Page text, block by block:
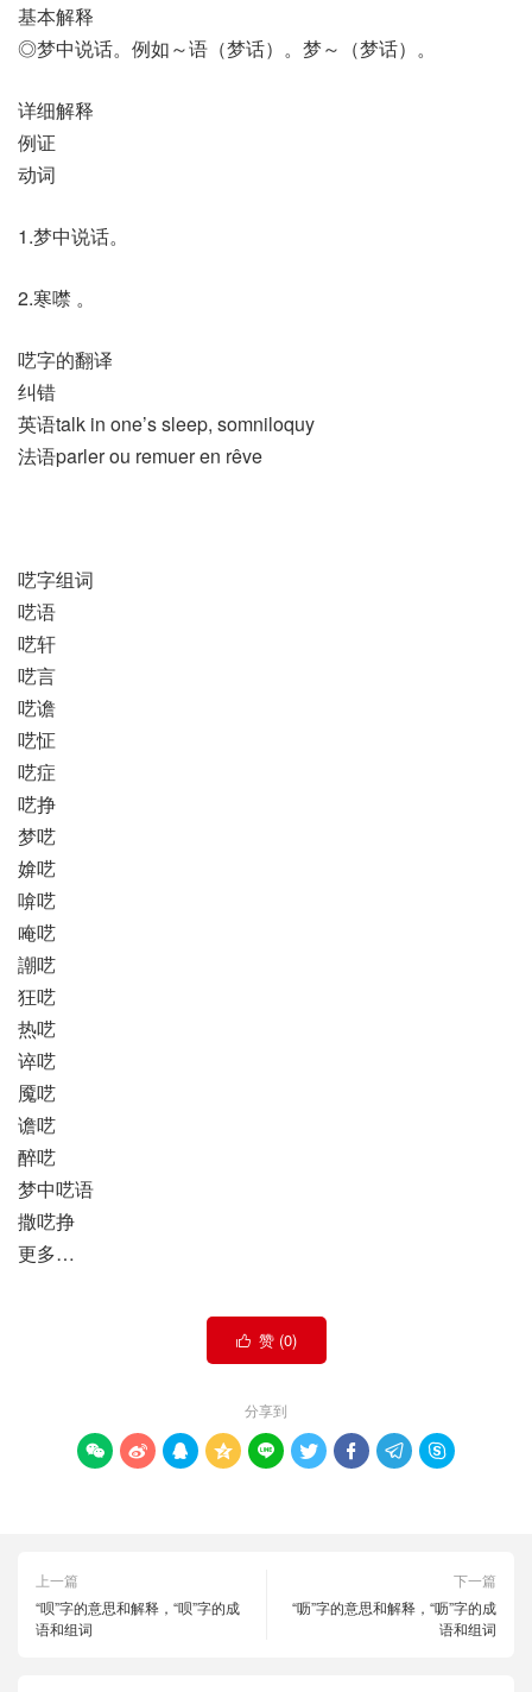
基本解释
◎梦中说话。例如～语（梦话）。梦～（梦话）。
详细解释
例证
动词
1.梦中说话。
2.寒噤 。
呓字的翻译
纠错
英语talk in one’s sleep, somniloquy
法语parler ou remuer en rêve
呓字组词
呓语
呓轩
呓言
呓谵
呓怔
呓症
呓挣
梦呓
媕呓
啽呓
唵呓
謿呓
狂呓
热呓
谇呓
魇呓
谵呓
醉呓
梦中呓语
撒呓挣
更多…
 赞 (0)
分享到
        
上一篇
“呗”字的意思和解释，“呗”字的成
语和组词
下一篇
“呖”字的意思和解释，“呖”字的成
语和组词